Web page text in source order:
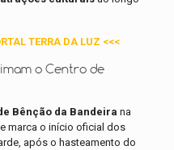
TERRA DA LUZ <<<
o Centro de
Bênção da Bandeira na
marca o início oficial dos
após o hasteamento do